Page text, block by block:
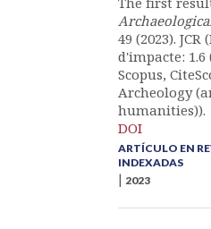
49 (2023). JCR
d'impacte: 1.6
Scopus,
Archeology
humanities)).
DOI
ARTÍCULO EN
INDEXADAS
| 2023